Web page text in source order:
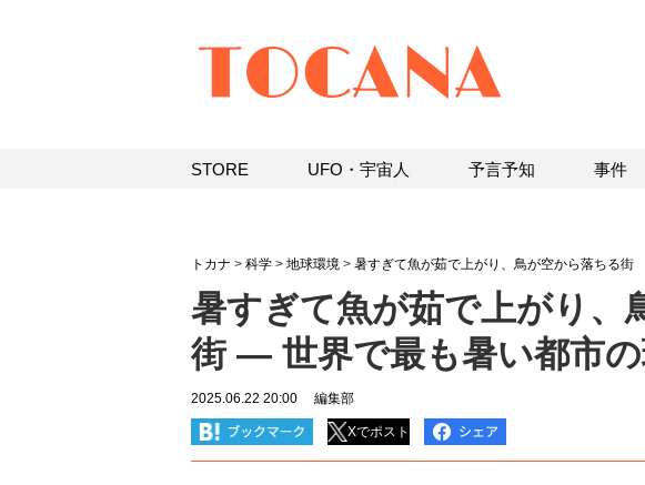
トカナ > 科学 > 地球環境 > 暑すぎて魚が茹で上がり、鳥が空から落ちる街
暑すぎて魚が茹で上がり、
街 ― 世界で最も暑い都市
2025.06.22 20:00 編集部
Xでポスト
STORE UFO・宇宙人 予言予知 事件